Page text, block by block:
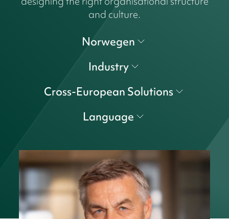
and culture.
Norwegen
Industry
Cross-European Solutions
Language